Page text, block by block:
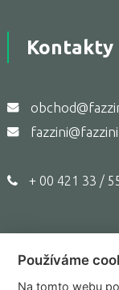
Kontakty
+ 00 421 33 /
Používáme
Na tomto webu